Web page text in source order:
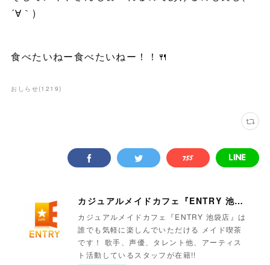
´∀｀)
食べたいねー食べたいねー！！🍴
おしらせ(1219)
カジュアルメイドカフェ『ENTRY 池袋店』
カジュアルメイドカフェ『ENTRY 池袋店』は
誰でも気軽に楽しんでいただける メイド喫茶
です！ 歌手、声優、タレント他、アーティス
ト活動しているスタッフが在籍!!